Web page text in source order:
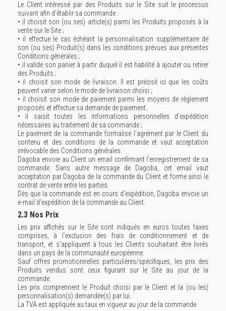
Le Client intéressé par des Produits sur le Site suit le processus
suivant afin d’établir sa commande :
• il choisit son (ou ses) article(s) parmi les Produits proposés à la
vente sur le Site ;
• il effectue le cas échéant la personnalisation supplémentaire de
son (ou ses) Produit(s) dans les conditions prévues aux présentes
Conditions générales ;
• il valide son panier à partir duquel il est habilité à ajouter ou retirer
des Produits ;
• il choisit son mode de livraison. Il est précisé ici que les coûts
peuvent varier selon le mode de livraison choisi ;
• il choisit son mode de paiement parmi les moyens de règlement
proposés et effectue sa demande de paiement.
• il saisit toutes les informations personnelles d’expédition
nécessaires au traitement de sa commande ;
Le paiement de la commande formalise l’agrément par le Client du
contenu et des conditions de la commande et vaut acceptation
irrévocable des Conditions générales.
Dagoba envoie au Client un email confirmant l’enregistrement de sa
commande. Sans autre message de Dagoba, cet email vaut
acceptation par Dagoba de la commande du Client et forme ainsi le
contrat de vente entre les parties.
Dès que la commande est en cours d'expédition, Dagoba envoie un
e-mail d'expédition de la commande au Client.
2.3 Nos Prix
Les prix affichés sur le Site sont indiqués en euros toutes taxes
comprises, à l’exclusion des frais de conditionnement et de
transport, et s’appliquent à tous les Clients souhaitant être livrés
dans un pays de la communauté européenne.
Sauf offres promotionnelles particulières/spécifiques, les prix des
Produits vendus sont ceux figurant sur le Site au jour de la
commande.
Les prix comprennent le Produit choisi par le Client et la (ou les)
personnalisation(s) demandée(s) par lui.
La TVA est appliquée au taux en vigueur au jour de la commande.